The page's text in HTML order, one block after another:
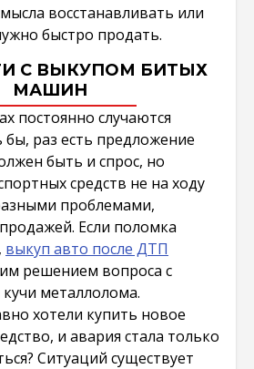
восстанавливать или
быстро продать.
С ВЫКУПОМ БИТЫХ
МАШИН
постоянно случаются
бы, раз есть предложение
быть и спрос, но
средств не на ходу
проблемами,
Если поломка
выкуп авто после ДТП
решением вопроса с
металлолома.
хотели купить новое
и авария стала только
Ситуаций существует